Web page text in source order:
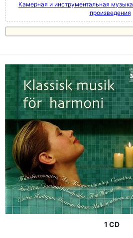
Камерная и инструментальная музыка
произведения
1 CD